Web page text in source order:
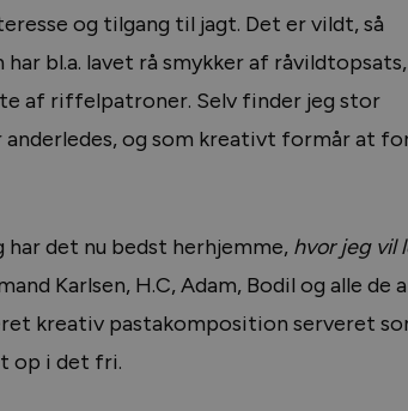
og tilgang til jagt. Det er vildt, så
bl.a. lavet rå smykker af
af riffelpatroner. Selv finder jeg stor
og som kreativt formår at
har det nu bedst herhjemme, hvor jeg vil
Karlsen, H.C, Adam, Bodil og alle de
kreativ pastakomposition serveret
op i det fri.